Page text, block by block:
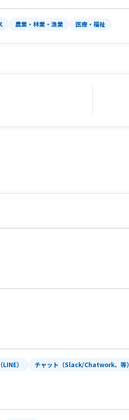
農業・林業・漁業 医療・福祉
） チャット（Slack/Chatwork、等）